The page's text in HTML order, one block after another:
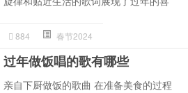
884 春节2024
过年做饭唱的歌有哪些
亲自下厨做饭的歌曲 在准备美食的过程